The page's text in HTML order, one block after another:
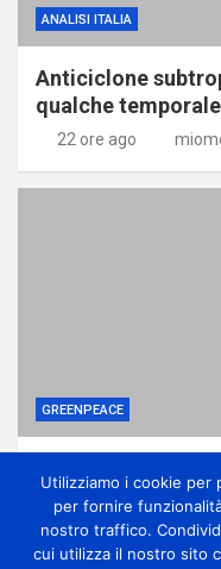
ANALISI ITALIA
Anticiclone
qualche
22 ore ago
GREENPEACE
riforme sui
1 giorno ago
Utilizziamo i cookie per
per fornire
nostro traffico.
cui utilizza il nostro sito